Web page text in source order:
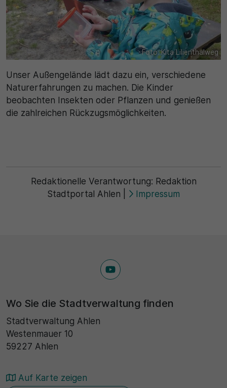
Foto: Kita Lilienthalweg
Unser Außengelände lädt dazu ein, verschiedene
Naturerfahrungen zu machen. Die Kinder
beobachten Insekten oder Pflanzen und genießen
die zahlreichen Rückzugsmöglichkeiten.
Redaktionelle Verantwortung: Redaktion
Stadtportal Ahlen
Impressum
Wo Sie die Stadtverwaltung finden
Stadtverwaltung Ahlen
Westenmauer 10
59227 Ahlen
Auf Karte zeigen